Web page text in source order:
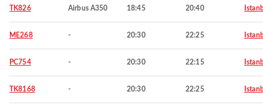
TK826 Airbus A350 18:45 20:40
ME268 - 20:30 22:25
PC754 - 20:30 22:15
TK8168 - 20:30 22:25